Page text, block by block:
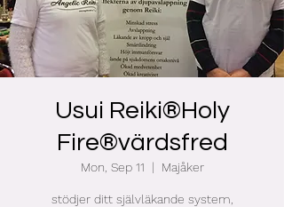
Usui Reiki®Holy
Fire®värdsfred
Mon, Sep 11
  |
Majåker
stödjer ditt självläkande system,